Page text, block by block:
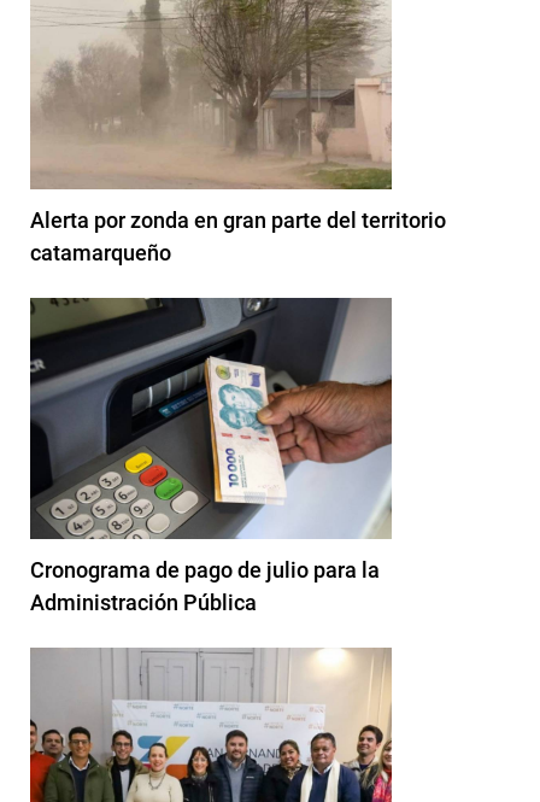
Alerta por zonda en gran parte del territorio
catamarqueño
Cronograma de pago de julio para la
Administración Pública